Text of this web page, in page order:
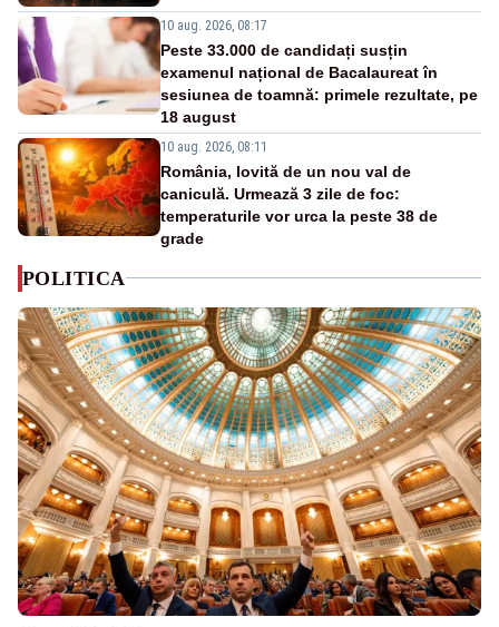
10 aug. 2026, 08:17
Peste 33.000 de candidați susțin
examenul național de Bacalaureat în
sesiunea de toamnă: primele rezultate, pe
18 august
10 aug. 2026, 08:11
România, lovită de un nou val de
caniculă. Urmează 3 zile de foc:
temperaturile vor urca la peste 38 de
grade
POLITICA